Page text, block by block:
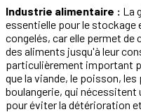
Industrie alimentaire : La
essentielle pour le
congelés, car elle permet de
des aliments jusqu'à leur
particulièrement important
que la viande, le poisson,
boulangerie, qui
pour éviter la détérioration